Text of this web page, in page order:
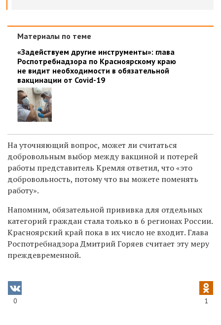
Материалы по теме
«Задействуем другие инструменты»: глава
Роспотребнадзора по Красноярскому краю
не видит необходимости в обязательной
вакцинации от Covid-19
На уточняющий вопрос, может ли считаться
добровольным выбор между вакциной и потерей
работы представитель Кремля ответил, что «это
добровольность, потому что вы можете поменять
работу».
Напомним, обязательной прививка для отдельных
категорий граждан стала только в 6 регионах России.
Красноярский край пока в их число не входит. Глава
Роспотребнадзора Дмитрий Горяев считает эту меру
преждевременной.
0 1